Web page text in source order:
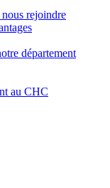
nous rejoindre
département
au CHC